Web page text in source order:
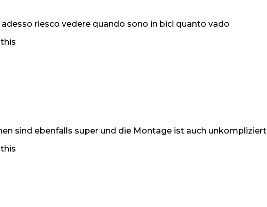
riesco vedere quando sono in bici quanto vado
sind ebenfalls super und die Montage ist auch unkompliziert